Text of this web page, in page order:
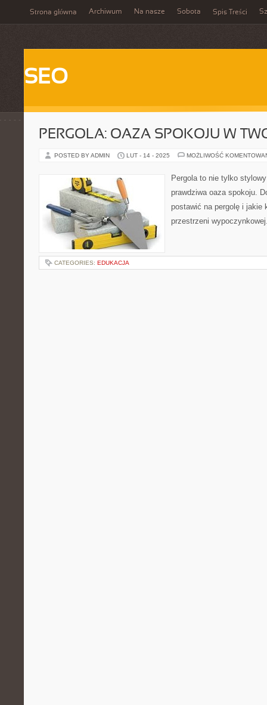
Strona główna Archiwum Na nasze Sobota Spis Treści
SEO
PERGOLA: OAZA SPOKOJU W
POSTED BY ADMIN LUT - 14 - 2025 MOŻLIWOŚĆ
Pergola to nie tylko
prawdziwa oaza spokoju.
postawić na pergolę i jakie
przestrzeni
CATEGORIES: EDUKACJA